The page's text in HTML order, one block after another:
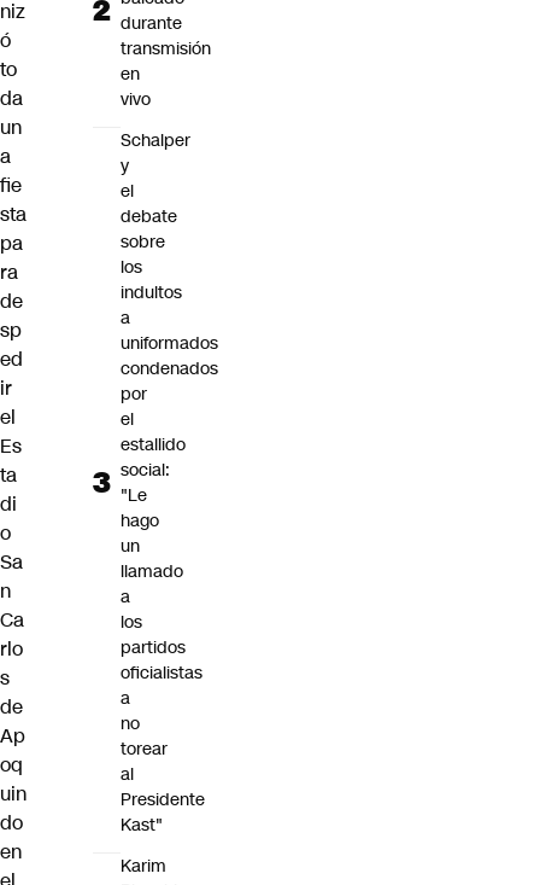
niz
ó
to
da
un
a
fie
sta
pa
ra
de
sp
ed
ir
el
Es
ta
di
o
Sa
n
Ca
rlo
s
de
Ap
oq
uin
do
en
durante
transmisión
en
vivo
Schalper
y
el
debate
sobre
los
indultos
a
uniformados
condenados
por
el
estallido
social:
"Le
hago
un
llamado
a
los
partidos
oficialistas
a
no
torear
al
Presidente
Kast"
Karim